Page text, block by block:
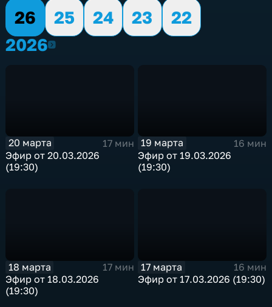
26
25 24 23
22
20262026
20 марта
17 мин
Эфир от 20.03.2026
(19:30)
19 марта
16 мин
Эфир от 19.03.2026
(19:30)
18 марта
17 мин
Эфир от 18.03.2026
(19:30)
17 марта
16 мин
Эфир от 17.03.2026 (19:30)